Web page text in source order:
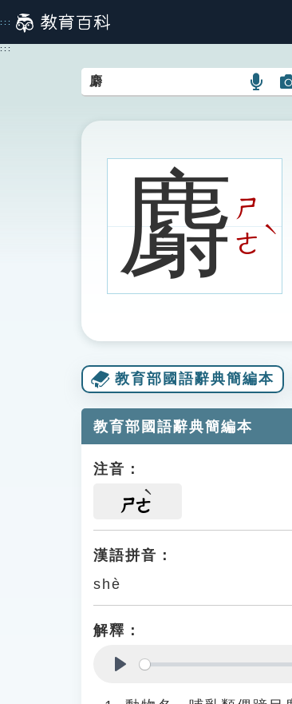
到
主
:::
:::
語
搜
圖
麝ㄕ
ㄜ
ˋ
教育部國語辭典簡編本
教育部國語辭典簡編本
注音：
ㄕㄜ
漢語拼音：
shè
解釋：